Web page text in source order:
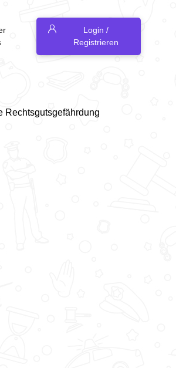
Login /
Registrieren
Rechtsgutsgefährdung